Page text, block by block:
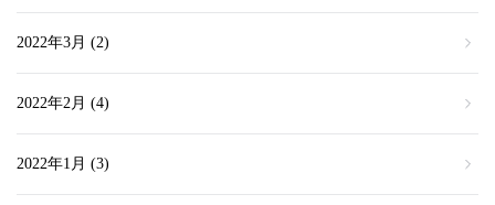
2022年3月 (2)
2022年2月 (4)
2022年1月 (3)